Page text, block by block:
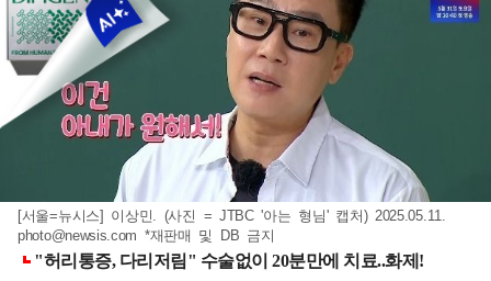
[서울=뉴시스] 이상민. (사진 = JTBC '아는 형님' 캡처) 2025.05.11.
photo@newsis.com *재판매 및 DB 금지